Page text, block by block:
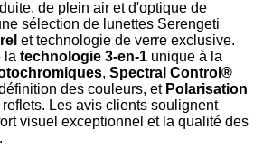
de plein air et d'optique de
sélection de lunettes Serengeti
et technologie de verre exclusive.
la technologie 3-en-1 unique à la
, Spectral Control®
des couleurs, et Polarisation
Les avis clients soulignent
visuel exceptionnel et la qualité des